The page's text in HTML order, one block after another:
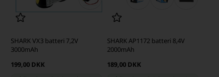
SHARK VX3 batteri 7,2V
3000mAh
199,00 DKK
SHARK AP1172 batteri 8,4V
2000mAh
189,00 DKK